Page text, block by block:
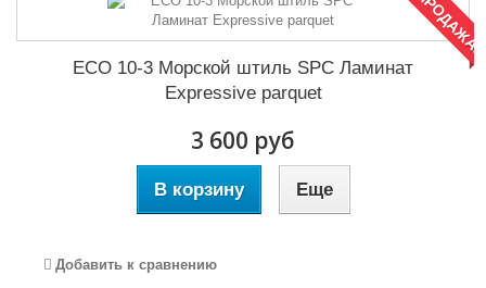
ECO 10-3 Морской штиль SPC Ламинат
Expressive parquet
3 600 руб
В корзину Еще
Добавить к сравнению